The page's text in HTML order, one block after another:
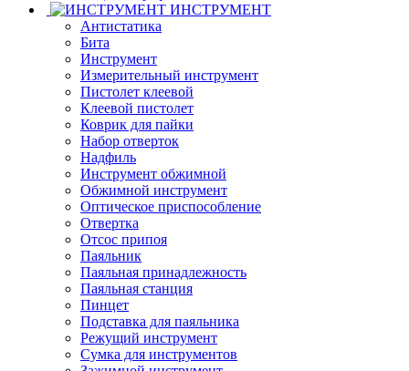
ИНСТРУМЕНТ
Антистатика
Бита
Инструмент
Измерительный инструмент
Пистолет клеевой
Клеевой пистолет
Коврик для пайки
Набор отверток
Надфиль
Инструмент обжимной
Обжимной инструмент
Оптическое приспособление
Отвертка
Отсос припоя
Паяльник
Паяльная принадлежность
Паяльная станция
Пинцет
Подставка для паяльника
Режущий инструмент
Сумка для инструментов